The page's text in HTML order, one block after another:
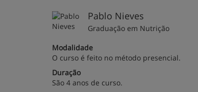
Pablo Nieves
Graduação em Nutrição
Modalidade
O curso é feito no método presencial.
Duração
São 4 anos de curso.